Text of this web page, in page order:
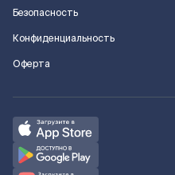
Безопасность
Конфиденциальность
Оферта